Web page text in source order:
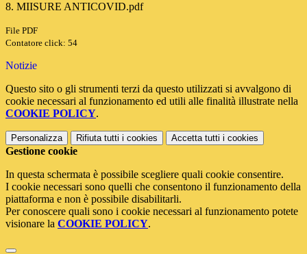
8. MIISURE ANTICOVID.pdf
File PDF
Contatore click: 54
Notizie
Questo sito o gli strumenti terzi da questo utilizzati si avvalgono di
cookie necessari al funzionamento ed utili alle finalità illustrate nella
COOKIE POLICY.
Personalizza Rifiuta tutti i cookies Accetta tutti i cookies
Gestione cookie
In questa schermata è possibile scegliere quali cookie consentire.
I cookie necessari sono quelli che consentono il funzionamento della
piattaforma e non è possibile disabilitarli.
Per conoscere quali sono i cookie necessari al funzionamento potete
visionare la COOKIE POLICY.